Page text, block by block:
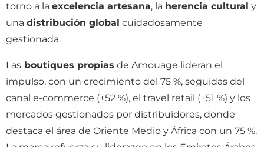
torno a la excelencia artesana, la herencia cultural y
una distribución global cuidadosamente
gestionada.
Las boutiques propias de Amouage lideran el
impulso, con un crecimiento del 75 %, seguidas del
canal e-commerce (+52 %), el travel retail (+51 %) y los
mercados gestionados por distribuidores, donde
destaca el área de Oriente Medio y África con un 75 %.